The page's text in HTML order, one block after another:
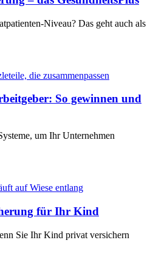
Niveau? Das geht auch als
So gewinnen und
um Ihr Unternehmen
für Ihr Kind
Sie Ihr Kind privat versichern